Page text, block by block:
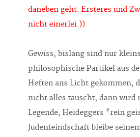
daneben geht. Ersteres und
nicht einerlei.))
Gewiss, bislang sind nur
philosophische Partikel aus
Heften ans Licht gekommen,
nicht alles täuscht, dann wird
Legende, Heideggers "rein
Judenfeindschaft bleibe